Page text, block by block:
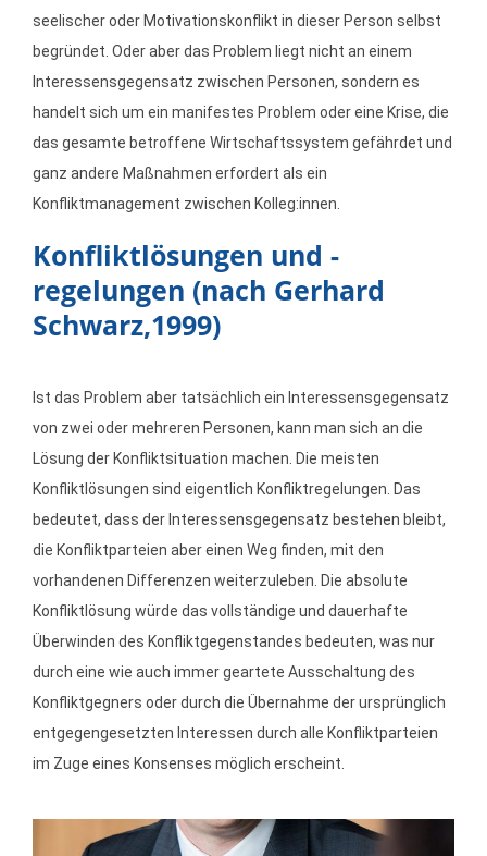
seelischer oder Motivationskonflikt in dieser Person selbst
begründet. Oder aber das Problem liegt nicht an einem
Interessensgegensatz zwischen Personen, sondern es
handelt sich um ein manifestes Problem oder eine Krise, die
das gesamte betroffene Wirtschaftssystem gefährdet und
ganz andere Maßnahmen erfordert als ein
Konfliktmanagement zwischen Kolleg:innen.
Konfliktlösungen und -
regelungen (nach Gerhard
Schwarz,1999)
Ist das Problem aber tatsächlich ein Interessensgegensatz
von zwei oder mehreren Personen, kann man sich an die
Lösung der Konfliktsituation machen. Die meisten
Konfliktlösungen sind eigentlich Konfliktregelungen. Das
bedeutet, dass der Interessensgegensatz bestehen bleibt,
die Konfliktparteien aber einen Weg finden, mit den
vorhandenen Differenzen weiterzuleben. Die absolute
Konfliktlösung würde das vollständige und dauerhafte
Überwinden des Konfliktgegenstandes bedeuten, was nur
durch eine wie auch immer geartete Ausschaltung des
Konfliktgegners oder durch die Übernahme der ursprünglich
entgegengesetzten Interessen durch alle Konfliktparteien
im Zuge eines Konsenses möglich erscheint.